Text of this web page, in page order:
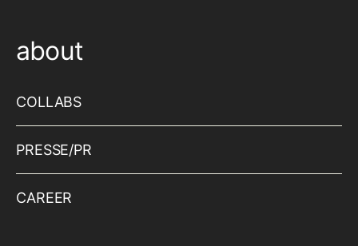
about
COLLABS
PRESSE/PR
CAREER